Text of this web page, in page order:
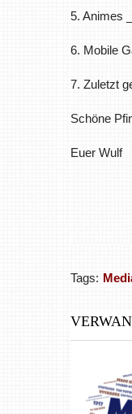
5. Animes
6. Mobile
7. Zuletzt
Schöne
Euer Wulf
Tags: